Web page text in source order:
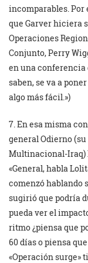
incomparables. Por
que Garver hiciera
Operaciones
Conjunto, Perry
en una conferencia
saben, se va a
algo más fácil.»)
7. En esa misma
general Odierno
Multinacional-Iraq)
«General, habla
comenzó hablando
sugirió que podría
pueda ver el
ritmo ¿piensa que
60 días o piensa
«Operación surge»